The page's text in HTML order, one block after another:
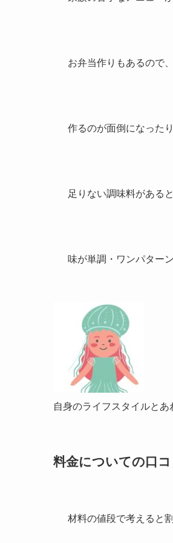
お弁当作りもあるので
作るのが面倒になった
足りない調味料がある
味が単調・ワンパターン
自身のライフスタイルとあ
料金についての口コ
材料の値段で考えると